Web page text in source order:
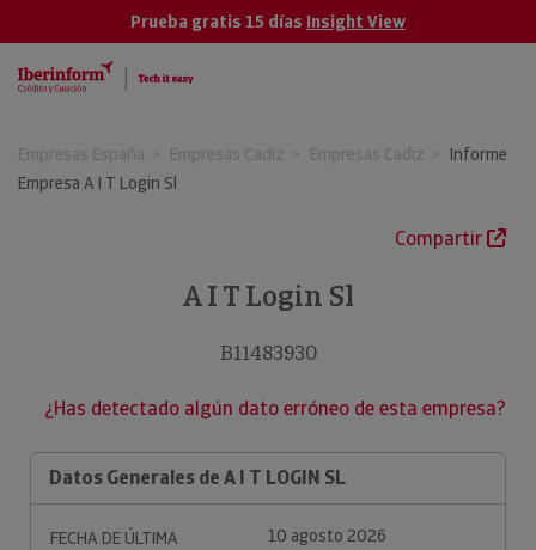
Prueba gratis 15 días Insight View
Empresas España Empresas Cadiz Empresas Cadiz
Informe
Empresa A I T Login Sl
Compartir
A I T Login Sl
B11483930
¿Has detectado algún dato erróneo de esta empresa?
Datos Generales de A I T LOGIN SL
FECHA DE ÚLTIMA
10 agosto 2026